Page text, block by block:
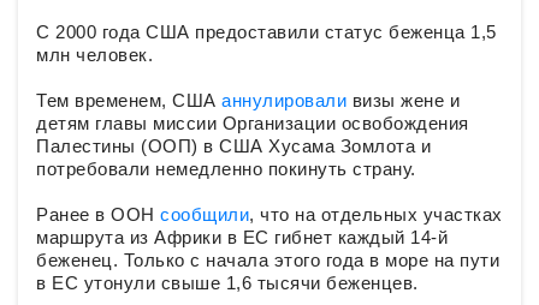
С 2000 года США предоставили статус беженца 1,5
млн человек.
Тем временем, США аннулировали визы жене и
детям главы миссии Организации освобождения
Палестины (ООП) в США Хусама Зомлота и
потребовали немедленно покинуть страну.
Ранее в ООН сообщили, что на отдельных участках
маршрута из Африки в ЕС гибнет каждый 14-й
беженец. Только с начала этого года в море на пути
в ЕС утонули свыше 1,6 тысячи беженцев.